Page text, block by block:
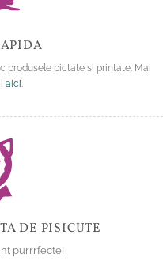
produsele pictate si printate. Mai
aici
DE PISICUTE
purrrfecte!